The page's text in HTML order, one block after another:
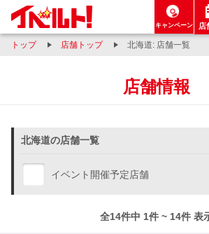
キャンペーン 店
トップ 店舗トップ 北海道: 店舗一覧
店舗情報
北海道の店舗一覧
イベント開催予定店舗
全14件中 1件 ~ 14件 表